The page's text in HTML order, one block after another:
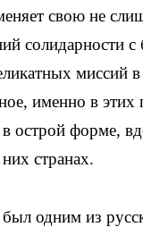
свою не
солидарности
миссий
именно в этих
острой форме,
странах.
одним из